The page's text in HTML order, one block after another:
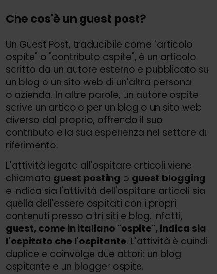
Che cos'è un guest post?
Un Guest Post, traducibile come "articolo
ospite" o "contributo ospite", è un articolo
scritto da un autore esterno e pubblicato su
un blog o un sito web di un'altra persona
o azienda. In altre parole, un autore ospite
scrive un articolo per un blog o un sito web
diverso dal proprio, offrendo il suo
contributo e la sua esperienza nel settore di
riferimento.
L'attività legata all'ospitare articoli viene
chiamata guest posting o guest blogging
e indica sia l'attività dell'ospitare articoli sia
quella dell'essere ospitati con i propri
contenuti presso altri siti e blog. Infatti,
guest, come in italiano "ospite", indica sia
l'ospitato che l'ospitante. L'attività è quindi
duplice e coinvolge due attori: un blog
ospitante e un blogger ospite.